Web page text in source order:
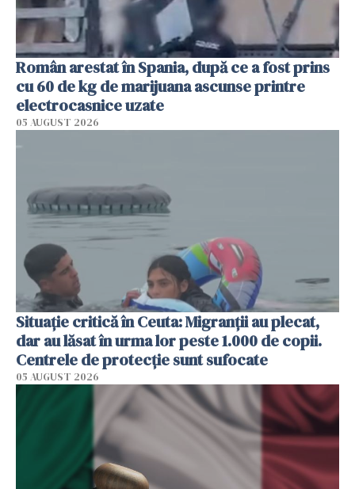
Român arestat în Spania, după ce a fost prins
cu 60 de kg de marijuana ascunse printre
electrocasnice uzate
05 AUGUST 2026
Situație critică în Ceuta: Migranții au plecat,
dar au lăsat în urma lor peste 1.000 de copii.
Centrele de protecție sunt sufocate
05 AUGUST 2026